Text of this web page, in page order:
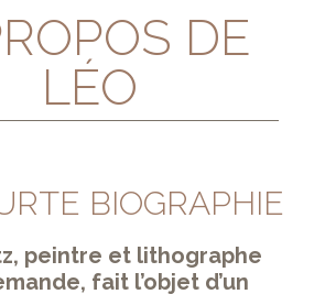
DE
LÉO
BIOGRAPHIE
peintre et lithographe
fait l’objet d’un